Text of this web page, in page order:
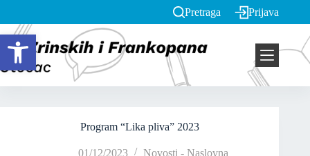
Open toolbar
Pretraga Prijava
Program “Lika pliva” 2023
01/12/2023 Novosti - Naslovna